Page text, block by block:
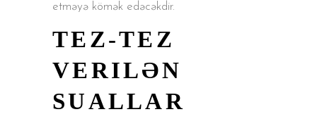
etməyə kömək edəcəkdir.
TEZ-TEZ
VERILƏN
SUALLAR